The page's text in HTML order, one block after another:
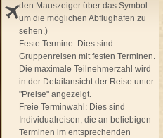
den Mauszeiger über das Symbol
um die möglichen Abflughäfen zu
sehen.)
Feste Termine: Dies sind
Gruppenreisen mit festen Terminen.
Die maximale Teilnehmerzahl wird
in der Detailansicht der Reise unter
"Preise" angezeigt.
Freie Terminwahl: Dies sind
Individualreisen, die an beliebigen
Terminen im entsprechenden